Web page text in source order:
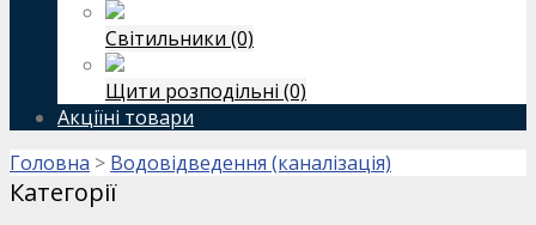
Світильники (0)
Щити розподільні (0)
Акціїні товари
Головна > Водовідведення (каналізація)
Категорії